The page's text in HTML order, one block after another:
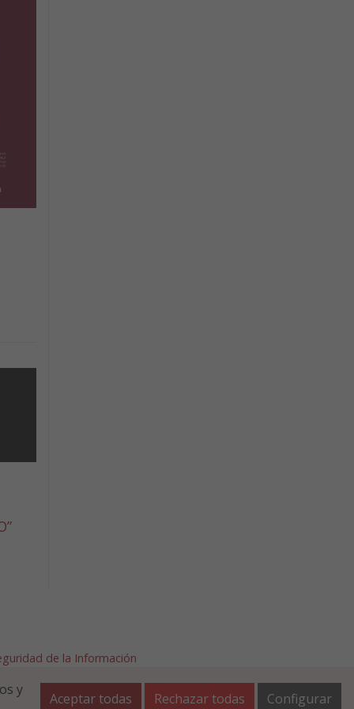
de la Información
y
Aceptar todas Rechazar todas Configurar